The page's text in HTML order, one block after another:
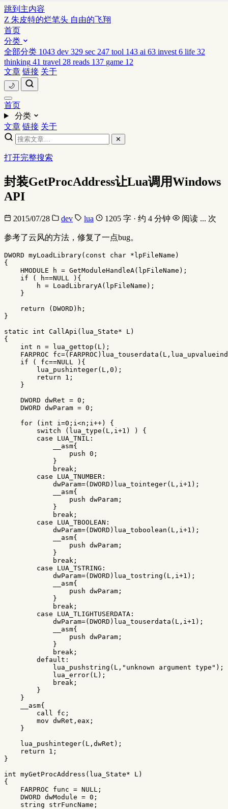
跳到主内容
Z 朱皮特的烂笔头 自由的飞翔
首页
分类
全部分类 1043 dev 329 sec 247 tool 143 ai 63 invest 6 life 32
thinking 41 travel 28 reads 137 game 12
文章 链接 关于
🌙
首页
分类
文章 链接 关于
✕
打开完整搜索
封装GetProcAddress让Lua调用Windows
API
2015/07/28 dev lua 1205 字 · 约 4 分钟 阅读 ... 次
参考了云风的方法，修复了一点bug。
DWORD myLoadLibrary( const char * lpFileName )
{
HMODULE
h = GetModuleHandleA( lpFileName );
if
( h==NULL
){
h = LoadLibraryA( lpFileName );
}
return
( DWORD ) h ;
}
static
int CallApi ( lua_State* L )
{
int
n = lua_gettop ( L );
FARPROC
fc=( FARPROC ) lua_touserdata ( L ,
if
( fc==NULL
){
lua_pushinteger( L , 0 );
return
1 ;
}
DWORD dwRet = 0 ;
DWORD dwParam = 0 ;
for
( int i =0 ; i <n ; i ++)
{
switch
( lua_type ( L , i +1 ) )
{
case
LUA_TNIL :
__asm{
push 0 ;
}
break ;
case
LUA_TNUMBER :
dwParam=( DWORD ) lua_tointeger( L , i +1 );
__asm{
push dwParam ;
}
break ;
case
LUA_TBOOLEAN :
dwParam=( DWORD ) lua_toboolean ( L , i +1 );
__asm{
push dwParam ;
}
break ;
case
LUA_TSTRING :
dwParam=( DWORD ) lua_tostring ( L , i +1 );
__asm{
push dwParam ;
}
break ;
case
LUA_TLIGHTUSERDATA :
dwParam=( DWORD ) lua_touserdata ( L , i +1 );
__asm{
push dwParam ;
}
break ;
default:
lua_pushstring ( L , "unknown argument type" );
lua_error( L );
break ;
}
}
__asm{
call
fc ;
mov dwRet , eax ;
}
lua_pushinteger( L , dwRet );
return
1 ;
}
int myGetProcAddress ( lua_State* L )
{
FARPROC
func = NULL ;
DWORD dwModule = 0 ;
string
strFuncName ;